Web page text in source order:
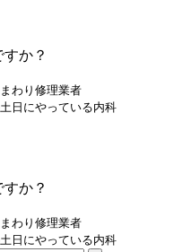
か？
わり修理業者
日にやっている内科
か？
わり修理業者
日にやっている内科